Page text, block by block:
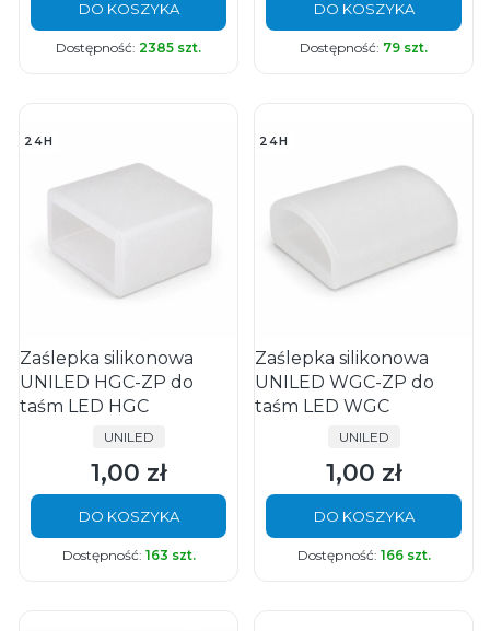
DO KOSZYKA
Dostępność: 2385 szt.
DO KOSZYKA
Dostępność: 79 szt.
24H
Zaślepka silikonowa
UNILED HGC-ZP do
taśm LED HGC
PRODUCENT
UNILED
Cena
1,00 zł
DO KOSZYKA
Dostępność: 163 szt.
24H
Zaślepka silikonowa
UNILED WGC-ZP do
taśm LED WGC
PRODUCENT
UNILED
Cena
1,00 zł
DO KOSZYKA
Dostępność: 166 szt.